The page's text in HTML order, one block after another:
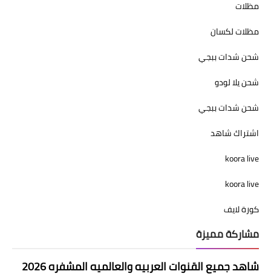
مظلات
مظلات لكسان
شحن شدات ببجي
شحن يلا لودو
شحن شدات ببجي
اشتراك شاهد
koora live
koora live
كورة لايف
مشاركة مميزة
شاهد جميع القنوات العربيه والعالميه المشفره 2026